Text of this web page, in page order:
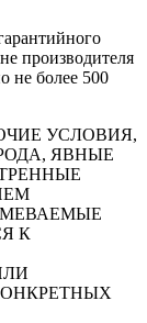
производителя
не более 500
УСЛОВИЯ,
ЯВНЫЕ
К